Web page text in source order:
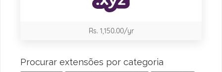
Rs. 1,150.00/yr
Procurar extensões por categoria